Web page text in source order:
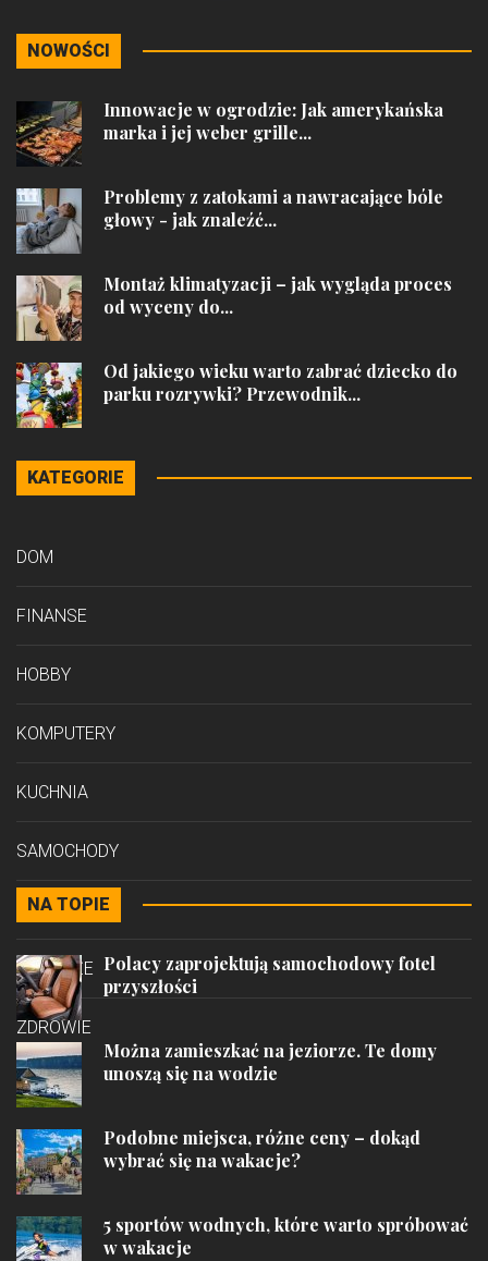
NOWOŚCI
Innowacje w ogrodzie: Jak amerykańska
marka i jej weber grille...
Problemy z zatokami a nawracające bóle
głowy - jak znaleźć...
Montaż klimatyzacji – jak wygląda proces
od wyceny do...
Od jakiego wieku warto zabrać dziecko do
parku rozrywki? Przewodnik...
KATEGORIE
DOM
FINANSE
HOBBY
KOMPUTERY
KUCHNIA
SAMOCHODY
STYL
PODRÓŻE
ZDROWIE
NA TOPIE
Polacy zaprojektują samochodowy fotel
przyszłości
Można zamieszkać na jeziorze. Te domy
unoszą się na wodzie
Podobne miejsca, różne ceny – dokąd
wybrać się na wakacje?
5 sportów wodnych, które warto spróbować
w wakacje